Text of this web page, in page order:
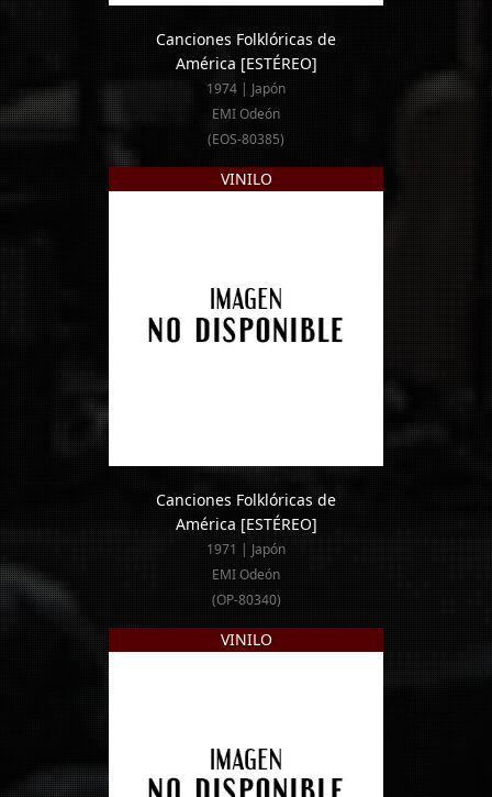
Canciones Folklóricas de
América [ESTÉREO]
1974 | Japón
EMI Odeón
(EOS-80385)
VINILO
Canciones Folklóricas de
América [ESTÉREO]
1971 | Japón
EMI Odeón
(OP-80340)
VINILO